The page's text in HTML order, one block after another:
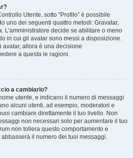
Utente, sotto “Profilo” è possibile
uno dei seguenti quattro metodi: Gravatar,
L’amministratore decide se abilitare o meno
in cui gli avatar sono messi a disposizione.
avatar, allora è una decisione
a questa le ragioni.
a cambiarlo?
utente, e indicano il numero di messaggi
alcuni utenti, ad esempio, moderatori e
cambiare direttamente il tuo livello. Non
non necessari solo per aumentare il tuo
non tollera questo comportamento e
abbasserà il numero dei tuoi messaggi.